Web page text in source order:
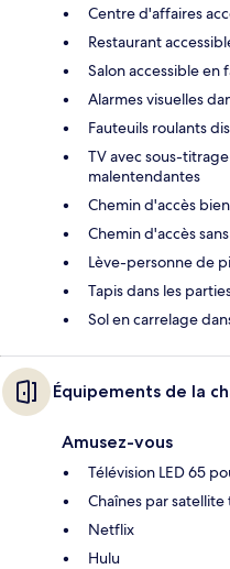
Centre d'affaires
Restaurant
Salon accessible en
Alarmes visuelles
Fauteuils roulants
TV avec sous-
malentendantes
Chemin d'accès
Chemin d'accès
Lève-personne de
Tapis dans les
Sol en carrelage
Équipements de la
Amusez-vous
Télévision LED 65
Chaînes par
Netflix
Hulu